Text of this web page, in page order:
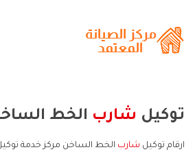
توكيل شارب الخط
ارقام توكيل شارب الخط الساخن مركز خدمة